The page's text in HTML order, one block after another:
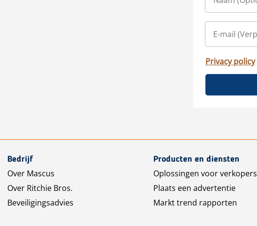
Privacy policy
Bedrijf
Over Mascus
Over Ritchie Bros.
Beveiligingsadvies
Producten en diensten
Oplossingen voor verkopers
Plaats een advertentie
Markt trend rapporten